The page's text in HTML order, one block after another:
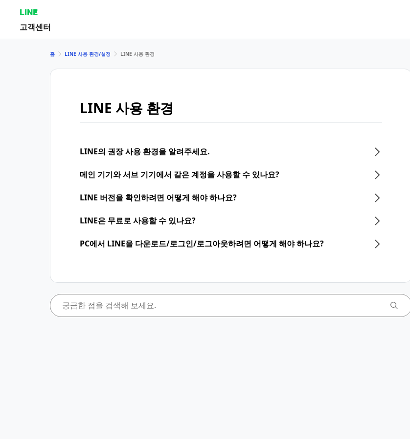
LINE
고객센터
홈 LINE 사용 환경/설정 LINE 사용 환경
LINE 사용 환경
LINE의 권장 사용 환경을 알려주세요.
메인 기기와 서브 기기에서 같은 계정을 사용할 수 있나요?
LINE 버전을 확인하려면 어떻게 해야 하나요?
LINE은 무료로 사용할 수 있나요?
PC에서 LINE을 다운로드/로그인/로그아웃하려면 어떻게 해야 하나요?